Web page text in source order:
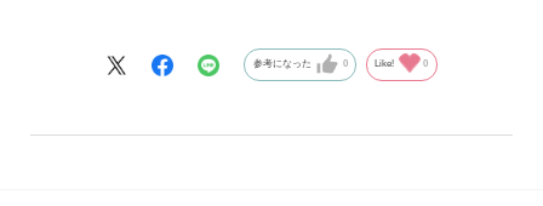
足入れも良く、履くまでの疲れることもないです。サッ
と履いてしっかり登れるお気に入りです。
足のサイズは27.0cmでEU41を履いてます。
参考になった 0 Like! 0